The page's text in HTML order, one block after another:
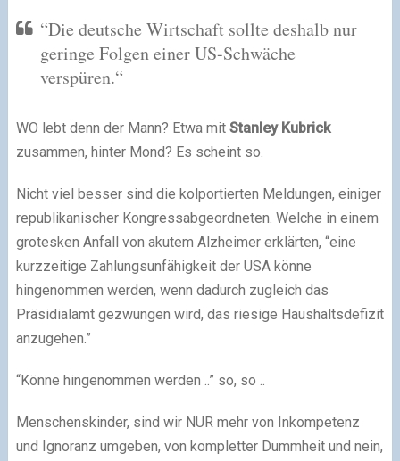
“Die deutsche Wirtschaft sollte deshalb nur
geringe Folgen einer US-Schwäche
verspüren.“
WO lebt denn der Mann? Etwa mit Stanley Kubrick
zusammen, hinter Mond? Es scheint so.
Nicht viel besser sind die kolportierten Meldungen, einiger
republikanischer Kongressabgeordneten. Welche in einem
grotesken Anfall von akutem Alzheimer erklärten, “eine
kurzzeitige Zahlungsunfähigkeit der USA könne
hingenommen werden, wenn dadurch zugleich das
Präsidialamt gezwungen wird, das riesige Haushaltsdefizit
anzugehen.”
“Könne hingenommen werden ..” so, so ..
Menschenskinder, sind wir NUR mehr von Inkompetenz
und Ignoranz umgeben, von kompletter Dummheit und nein,